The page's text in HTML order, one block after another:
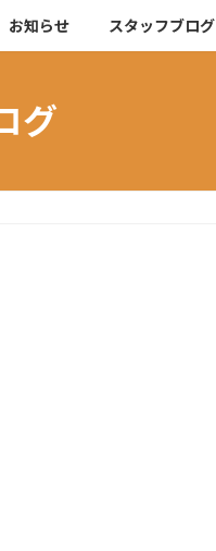
お知らせ スタッフブログ
グ